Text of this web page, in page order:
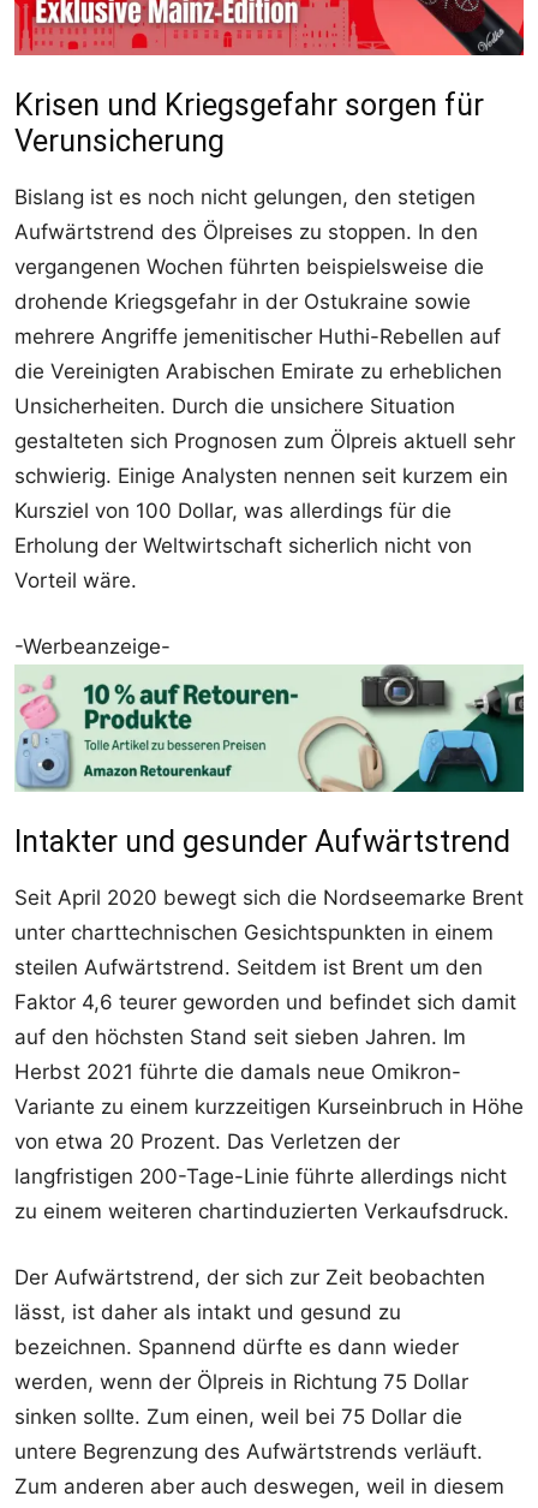
Krisen und Kriegsgefahr sorgen für
Verunsicherung
Bislang ist es noch nicht gelungen, den stetigen
Aufwärtstrend des Ölpreises zu stoppen. In den
vergangenen Wochen führten beispielsweise die
drohende Kriegsgefahr in der Ostukraine sowie
mehrere Angriffe jemenitischer Huthi-Rebellen auf
die Vereinigten Arabischen Emirate zu erheblichen
Unsicherheiten. Durch die unsichere Situation
gestalteten sich Prognosen zum Ölpreis aktuell sehr
schwierig. Einige Analysten nennen seit kurzem ein
Kursziel von 100 Dollar, was allerdings für die
Erholung der Weltwirtschaft sicherlich nicht von
Vorteil wäre.
-Werbeanzeige-
Intakter und gesunder Aufwärtstrend
Seit April 2020 bewegt sich die Nordseemarke Brent
unter charttechnischen Gesichtspunkten in einem
steilen Aufwärtstrend. Seitdem ist Brent um den
Faktor 4,6 teurer geworden und befindet sich damit
auf den höchsten Stand seit sieben Jahren. Im
Herbst 2021 führte die damals neue Omikron-
Variante zu einem kurzzeitigen Kurseinbruch in Höhe
von etwa 20 Prozent. Das Verletzen der
langfristigen 200-Tage-Linie führte allerdings nicht
zu einem weiteren chartinduzierten Verkaufsdruck.
Der Aufwärtstrend, der sich zur Zeit beobachten
lässt, ist daher als intakt und gesund zu
bezeichnen. Spannend dürfte es dann wieder
werden, wenn der Ölpreis in Richtung 75 Dollar
sinken sollte. Zum einen, weil bei 75 Dollar die
untere Begrenzung des Aufwärtstrends verläuft.
Zum anderen aber auch deswegen, weil in diesem